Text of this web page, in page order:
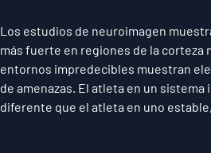
Los estudios de neuroimagen
más fuerte en regiones de la corteza
entornos impredecibles muestran
de amenazas. El atleta en un
diferente que el atleta en uno